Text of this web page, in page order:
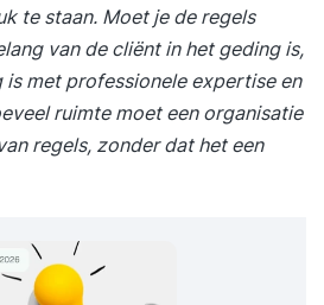
te staan. Moet je de regels
van de cliënt in het geding is,
met professionele expertise en
ruimte moet een organisatie
regels, zonder dat het een